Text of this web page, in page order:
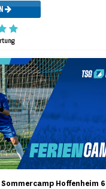
Sommercamp Hoffenheim